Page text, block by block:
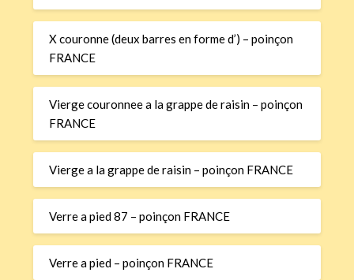
X couronne (deux barres en forme d’) – poinçon
FRANCE
Vierge couronnee a la grappe de raisin – poinçon
FRANCE
Vierge a la grappe de raisin – poinçon FRANCE
Verre a pied 87 – poinçon FRANCE
Verre a pied – poinçon FRANCE